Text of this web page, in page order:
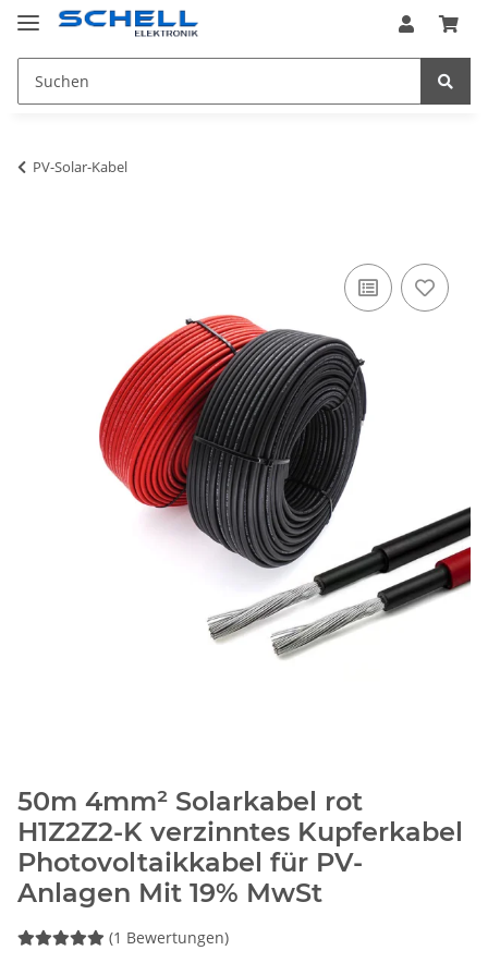
PV-Solar-Kabel
50m 4mm² Solarkabel rot
H1Z2Z2-K verzinntes Kupferkabel
Photovoltaikkabel für PV-
Anlagen Mit 19% MwSt
(1 Bewertungen)